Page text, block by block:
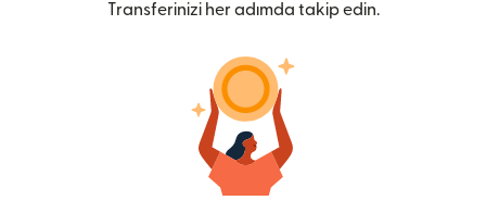
Transferinizi her adımda takip edin.